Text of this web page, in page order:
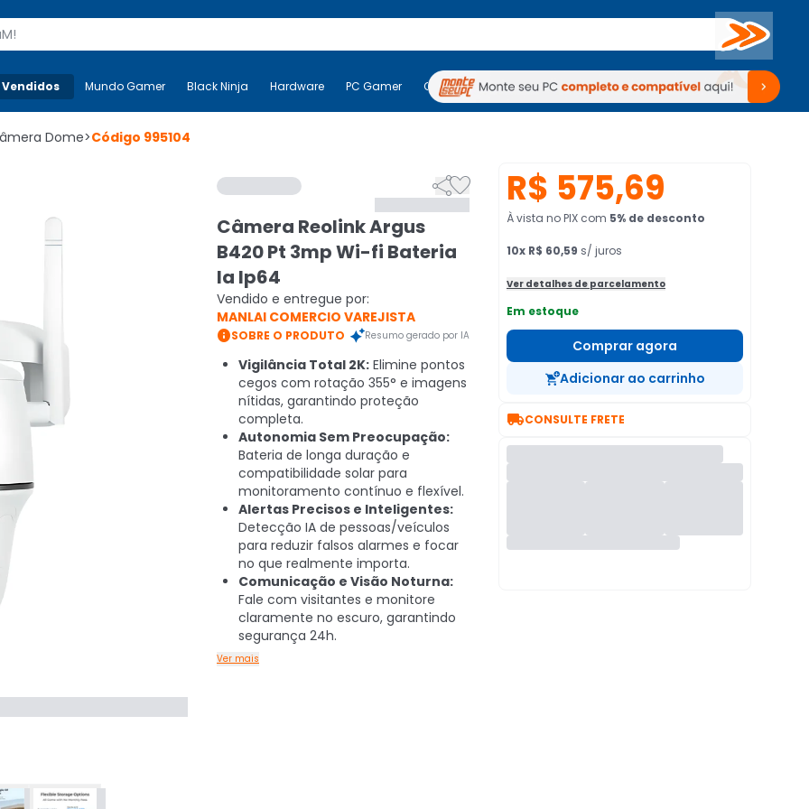
Buscar
Mais-v- Mundo Gamer Black Ninja Hardware PC Gamer Computadores Periféricos TV Venda no KaBuM!
Mundo Gamer Black Ninja Hardware PC Gamer Computadores Periféricos TV Venda no KaBuM!
Dome>Código 995104

Câmera Reolink Argus
B420 Pt 3mp Wi-fi Bateria
Ia Ip64
Vendido e entregue por:
MANLAI COMERCIO VAREJISTA
SOBRE O PRODUTO Resumo gerado por IA
Vigilância Total 2K: Elimine pontos
cegos com rotação 355° e imagens
nítidas, garantindo proteção
completa.
Autonomia Sem Preocupação:
Bateria de longa duração e
compatibilidade solar para
monitoramento contínuo e flexível.
Alertas Precisos e Inteligentes:
Detecção IA de pessoas/veículos
para reduzir falsos alarmes e focar
no que realmente importa.
Comunicação e Visão Noturna:
Fale com visitantes e monitore
claramente no escuro, garantindo
segurança 24h.
Ver mais
R$ 575,69
À vista no PIX com 5% de desconto
10x R$ 60,59 s/ juros
Ver detalhes de parcelamento
Em estoque
Comprar agora
Adicionar ao carrinho
CONSULTE FRETE